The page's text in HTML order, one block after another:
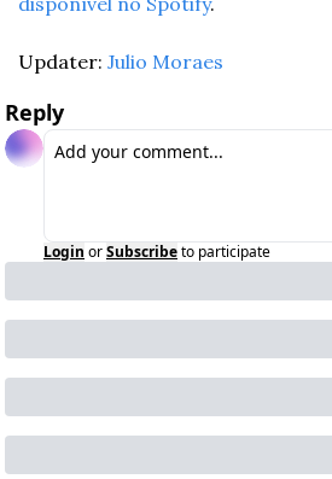
Updater: Julio Moraes
Reply
Login orSubscribeto participate